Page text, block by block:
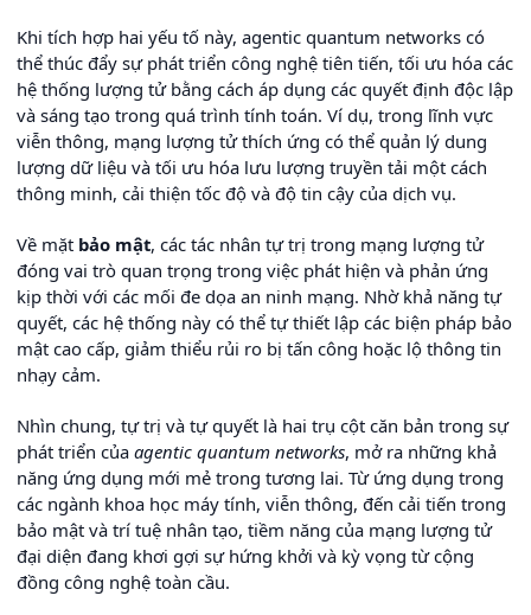
Khi tích hợp hai yếu tố này, agentic quantum networks có
thể thúc đẩy sự phát triển công nghệ tiên tiến, tối ưu hóa các
hệ thống lượng tử bằng cách áp dụng các quyết định độc lập
và sáng tạo trong quá trình tính toán. Ví dụ, trong lĩnh vực
viễn thông, mạng lượng tử thích ứng có thể quản lý dung
lượng dữ liệu và tối ưu hóa lưu lượng truyền tải một cách
thông minh, cải thiện tốc độ và độ tin cậy của dịch vụ.
Về mặt bảo mật, các tác nhân tự trị trong mạng lượng tử
đóng vai trò quan trọng trong việc phát hiện và phản ứng
kịp thời với các mối đe dọa an ninh mạng. Nhờ khả năng tự
quyết, các hệ thống này có thể tự thiết lập các biện pháp bảo
mật cao cấp, giảm thiểu rủi ro bị tấn công hoặc lộ thông tin
nhạy cảm.
Nhìn chung, tự trị và tự quyết là hai trụ cột căn bản trong sự
phát triển của agentic quantum networks, mở ra những khả
năng ứng dụng mới mẻ trong tương lai. Từ ứng dụng trong
các ngành khoa học máy tính, viễn thông, đến cải tiến trong
bảo mật và trí tuệ nhân tạo, tiềm năng của mạng lượng tử
đại diện đang khơi gợi sự hứng khởi và kỳ vọng từ cộng
đồng công nghệ toàn cầu.